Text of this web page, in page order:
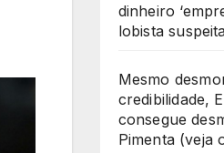
dinheiro
lobista
Mesmo
credibilidade,
consegue
Pimenta (veja